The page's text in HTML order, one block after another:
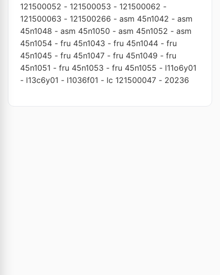
121500052 - 121500053 - 121500062 -
121500063 - 121500266 - asm 45n1042 - asm
45n1048 - asm 45n1050 - asm 45n1052 - asm
45n1054 - fru 45n1043 - fru 45n1044 - fru
45n1045 - fru 45n1047 - fru 45n1049 - fru
45n1051 - fru 45n1053 - fru 45n1055 - l11o6y01
- l13c6y01 - l1036f01 - lc 121500047 - 20236